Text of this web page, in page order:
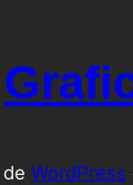
WordPress